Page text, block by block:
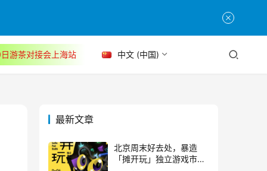
游茶对接会上海站 中文 (中国)
最新文章
北京周末好去处，暴造
「摊开玩」独立游戏市集